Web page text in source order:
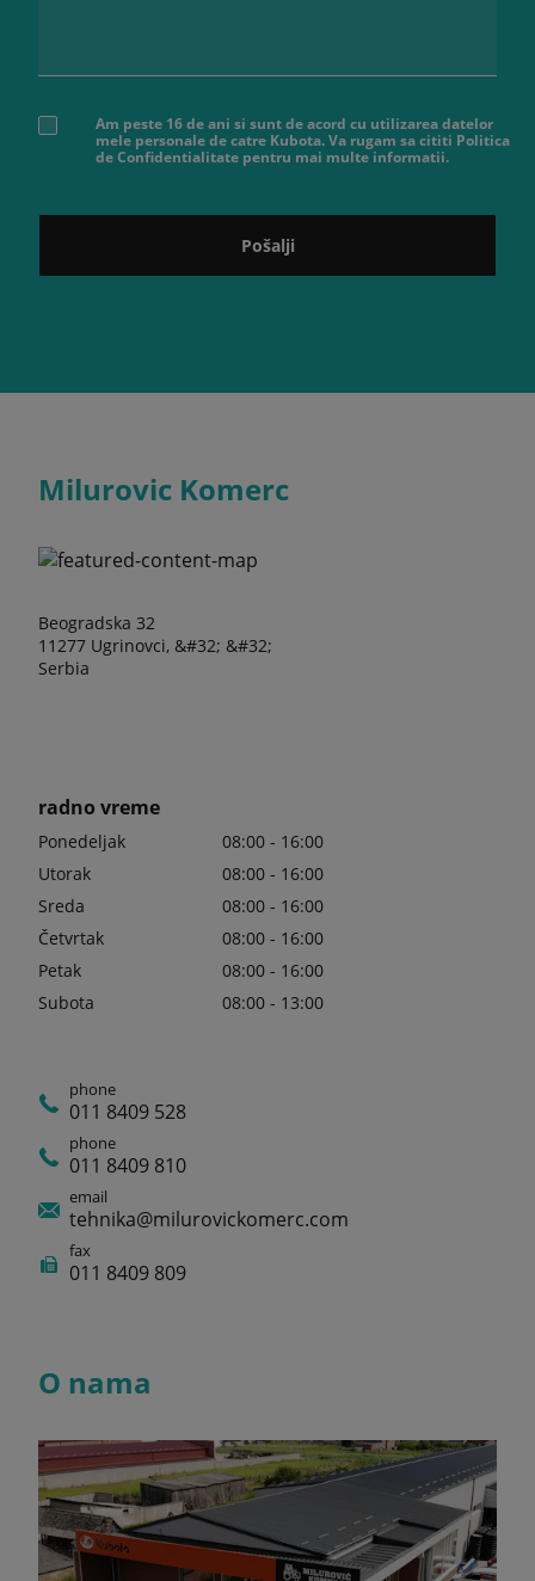
Am peste 16 de ani si sunt de acord cu utilizarea datelor
mele personale de catre Kubota. Va rugam sa cititi Politica
de Confidentialitate pentru mai multe informatii.
Pošalji
Milurovic Komerc
Beogradska 32
11277 Ugrinovci, &#32; &#32;
Serbia
radno vreme
Ponedeljak
08:00 - 16:00
Utorak
08:00 - 16:00
Sreda
08:00 - 16:00
Četvrtak
08:00 - 16:00
Petak
08:00 - 16:00
Subota
08:00 - 13:00
phone
011 8409 528
phone
011 8409 810
email
tehnika@milurovickomerc.com
fax
011 8409 809
O nama